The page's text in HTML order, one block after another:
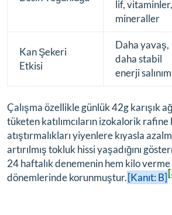
lif, vitaminler,
mineraller
Kan Şekeri
Etkisi
Daha yavaş,
daha stabil
enerji
Çalışma özellikle günlük 42g karışık
tüketen katılımcıların izokalorik
atıştırmalıkları yiyenlere kıyasla
artırılmış tokluk hissi yaşadığını
24 haftalık denemenin hem kilo
dönemlerinde korunmuştur.[Kanıt: B]